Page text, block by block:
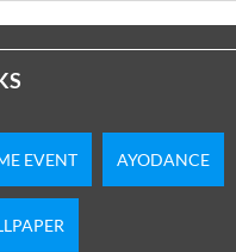
EVENT AYODANCE